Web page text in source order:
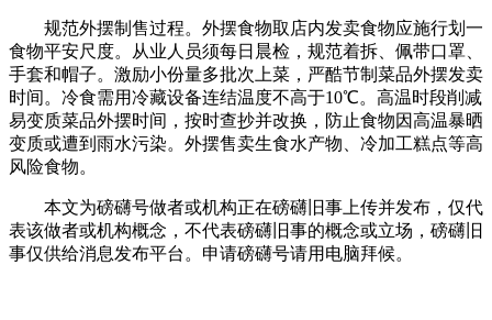
规范外摆制售过程。外摆食物取店内发卖食物应施行划一
食物平安尺度。从业人员须每日晨检，规范着拆、佩带口罩、
手套和帽子。激励小份量多批次上菜，严酷节制菜品外摆发卖
时间。冷食需用冷藏设备连结温度不高于10℃。高温时段削减
易变质菜品外摆时间，按时查抄并改换，防止食物因高温暴晒
变质或遭到雨水污染。外摆售卖生食水产物、冷加工糕点等高
风险食物。
本文为磅礴号做者或机构正在磅礴旧事上传并发布，仅代
表该做者或机构概念，不代表磅礴旧事的概念或立场，磅礴旧
事仅供给消息发布平台。申请磅礴号请用电脑拜候。